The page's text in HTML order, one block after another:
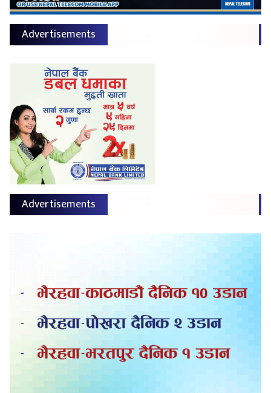
Advertisements
Advertisements